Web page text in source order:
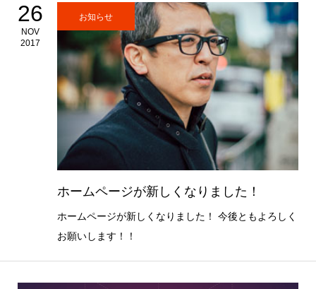
26
NOV
2017
お知らせ
ホームページが新しくなりました！
ホームページが新しくなりました！ 今後ともよろしく
お願いします！！